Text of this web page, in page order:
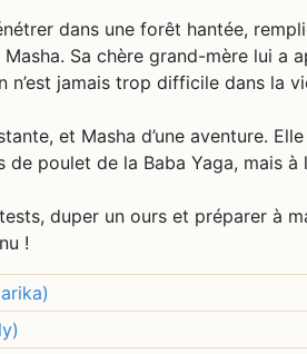
dans une forêt hantée,
Sa chère grand-mère lui a
jamais trop difficile dans la
et Masha d’une aventure.
poulet de la Baba Yaga, mais à
duper un ours et préparer à
!